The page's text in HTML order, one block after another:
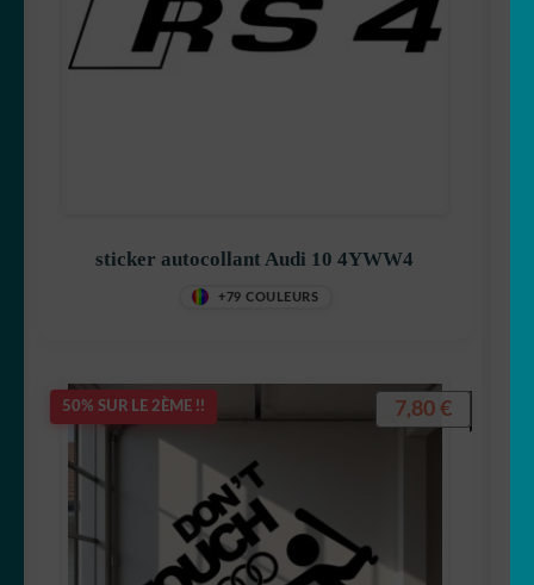
sticker autocollant Audi 10 4YWW4
+79 COULEURS
50% SUR LE 2ÈME !! 7,80 €